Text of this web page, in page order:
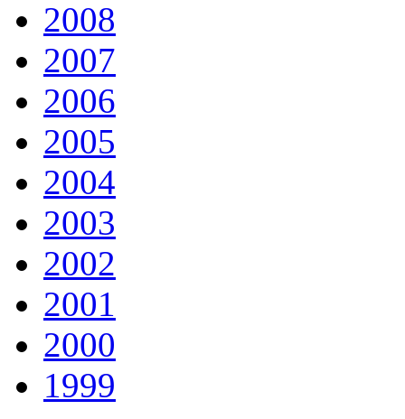
2008
2007
2006
2005
2004
2003
2002
2001
2000
1999